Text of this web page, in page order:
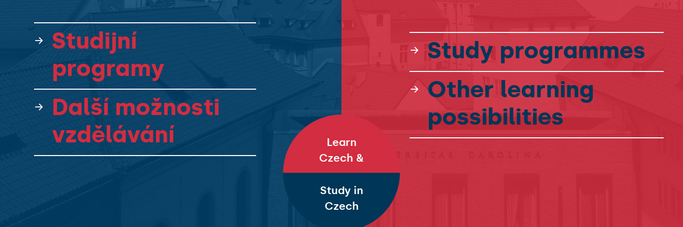
Studijní
programy
Další možnosti
vzdělávání
Study programmes
Other learning
possibilities
Learn
Czech &
Study in
Czech